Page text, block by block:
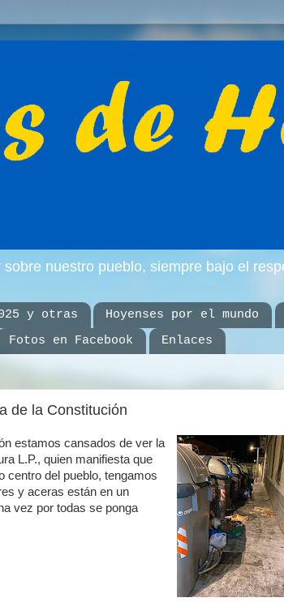
nuestro pueblo, siempre bajo el
y otras Hoyenses por el mundo
Fotos en Facebook Enlaces
de la Constitución
estamos cansados de ver la
L.P., quien manifiesta que
centro del pueblo, tengamos
y aceras están en un
vez por todas se ponga